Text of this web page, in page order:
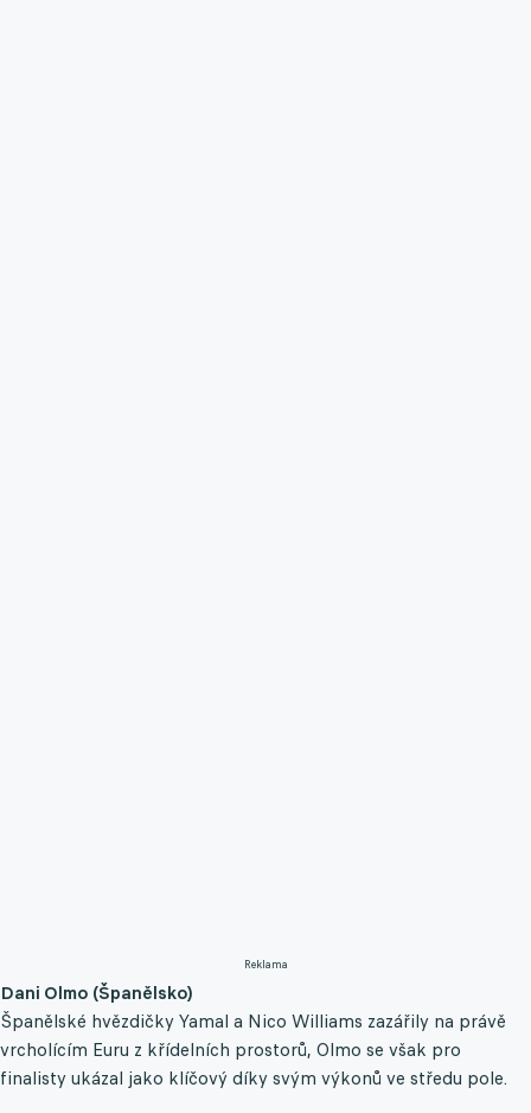
Reklama
Dani Olmo (Španělsko)
Španělské hvězdičky Yamal a Nico Williams zazářily na právě
vrcholícím Euru z křídelních prostorů, Olmo se však pro
finalisty ukázal jako klíčový díky svým výkonů ve středu pole.